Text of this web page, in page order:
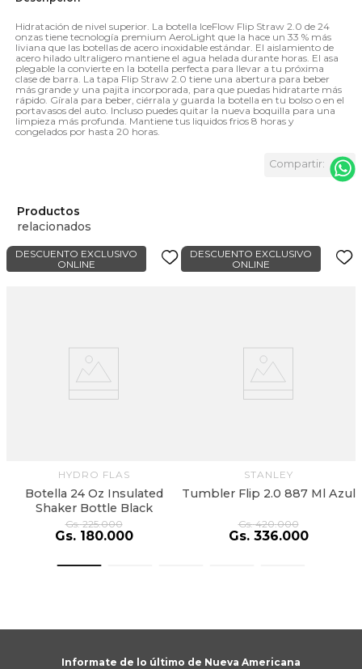
Hidratación de nivel superior. La botella IceFlow Flip Straw 2.0 de 24
onzas tiene tecnología premium AeroLight que la hace un 33 % más
liviana que las botellas de acero inoxidable estándar. El aislamiento de
acero hilado ultraligero mantiene el agua helada durante horas. El asa
plegable la convierte en la botella perfecta para llevar a tu próxima
clase de barra. La tapa Flip Straw 2.0 tiene una abertura para beber
más grande y una pajita incorporada, para que puedas hidratarte más
rápido. Gírala para beber, ciérrala y guarda la botella en tu bolso o en el
portavasos del auto. Incluso puedes quitar la nueva boquilla para una
limpieza más profunda. Mantiene tus liquidos frios 8 horas y
congelados por hasta 20 horas.
Productos
relacionados
DESCUENTO EXCLUSIVO
ONLINE
HYDRO FLAS
Botella 24 Oz Insulated
Shaker Bottle Black
Gs. 225.000
Gs. 180.000
DESCUENTO EXCLUSIVO
ONLINE
STANLEY
Tumbler Flip 2.0 887 Ml Azul
Gs. 420.000
Gs. 336.000
Informate de lo último de Nueva Americana